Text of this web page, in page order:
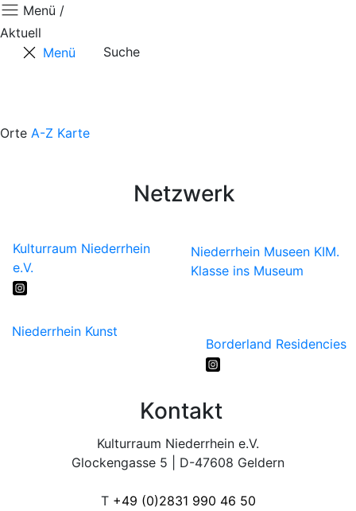
Menü /
Aktuell
Menü
Suche
Orte A-Z Karte
Netzwerk
Kulturraum Niederrhein
e.V.
Niederrhein Museen KIM.
Klasse ins Museum
Niederrhein Kunst
Borderland Residencies
Kontakt
Kulturraum Niederrhein e.V.
Glockengasse 5 | D-47608 Geldern
T +49 (0)2831 990 46 50